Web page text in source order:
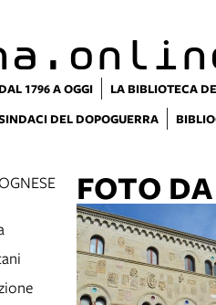
1796 A OGGI LA BIBLIOTECA
DEL DOPOGUERRA
FOTO